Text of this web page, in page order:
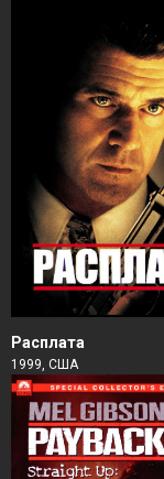
Расплата
1999, США